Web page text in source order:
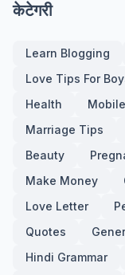
केटेगरी
Learn Blogging
Love Tips For
Health
Mobile
Marriage Tips
Beauty
Make Money
Love Letter
Quotes
Hindi Grammar